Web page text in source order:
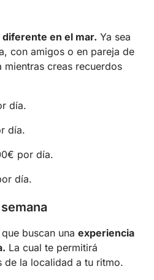
diferente en el mar. Ya sea
con amigos o en pareja de
mientras creas recuerdos
día.
día.
por día.
día.
buscan una experiencia
La cual te permitirá
de la localidad a tu ritmo.